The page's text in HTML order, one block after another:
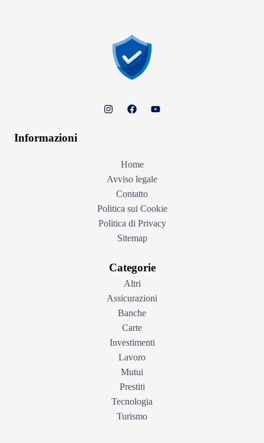
Informazioni
Home
Avviso legale
Contatto
Politica sui Cookie
Politica di Privacy
Sitemap
Categorie
Altri
Assicurazioni
Banche
Carte
Investimenti
Lavoro
Mutui
Prestiti
Tecnologia
Turismo